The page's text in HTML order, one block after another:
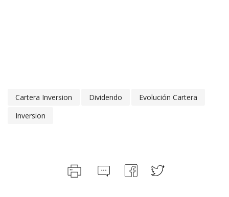
Cartera Inversion Dividendo
Evolución Cartera
Inversion